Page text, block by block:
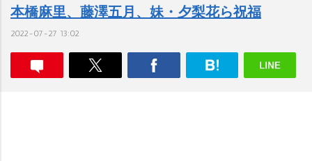
本橋麻里、藤澤五月、妹・夕梨花ら祝福
2022-07-27 13:02